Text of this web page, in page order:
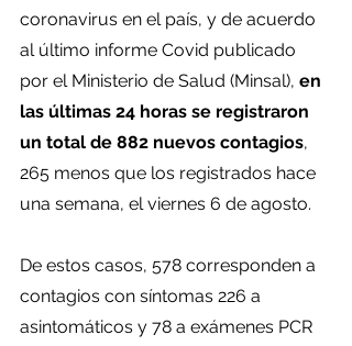
coronavirus en el país, y de acuerdo
al último informe Covid publicado
por el Ministerio de Salud (Minsal), en
las últimas 24 horas se registraron
un total de 882 nuevos contagios,
265 menos que los registrados hace
una semana, el viernes 6 de agosto.
De estos casos, 578 corresponden a
contagios con síntomas 226 a
asintomáticos y 78 a exámenes PCR